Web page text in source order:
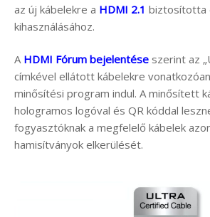
az új kábelekre a HDMI 2.1 biztosította
kihasználásához.
A HDMI Fórum bejelentése szerint az
címkével ellátott kábelekre
minősítési program indul. A minősített
hologramos logóval és QR kóddal
fogyasztóknak a megfelelő kábelek
hamisítványok elkerülését.